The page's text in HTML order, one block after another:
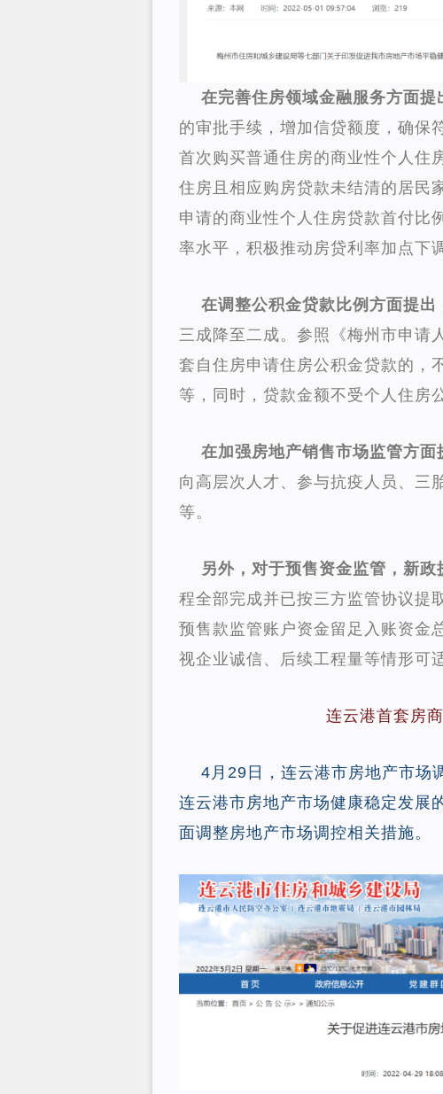
在完善住房领域金融服务方面提
的审批手续，增加信贷额度，确保
首次购买普通住房的商业性个人住
住房且相应购房贷款未结清的居民
申请的商业性个人住房贷款首付比
率水平，积极推动房贷利率加点下
在调整公积金贷款比例方面提出
三成降至二成。参照《梅州市申请
套自住房申请住房公积金贷款的，
等，同时，贷款金额不受个人住房
在加强房地产销售市场监管方面
向高层次人才、参与抗疫人员、三
等。
另外，对于预售资金监管，新政
程全部完成并已按三方监管协议提
预售款监管账户资金留足入账资金
视企业诚信、后续工程量等情形可
连云港首套房
4月29日，连云港市房地产市场
连云港市房地产市场健康稳定发展
面调整房地产市场调控相关措施。